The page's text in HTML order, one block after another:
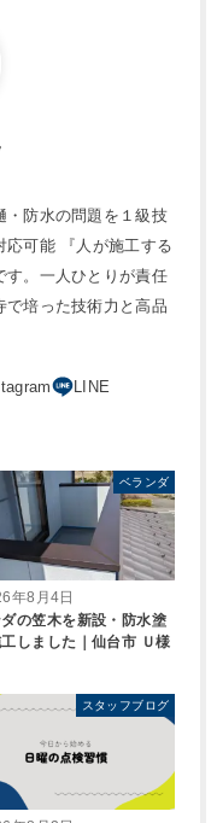
・防水の問題を１級技
応可能 『人が施工する
す。一人ひとりが責任
で培った技術力と高品
ベランダ
年8月4日
の笠木を新設・防水塗
しました｜仙台市 Ｕ様
スタッフブログ